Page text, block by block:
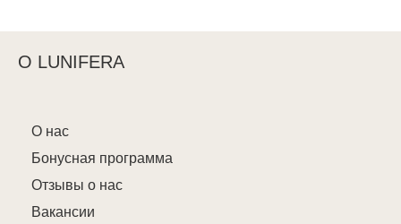
О LUNIFERA
О нас
Бонусная программа
Отзывы о нас
Вакансии